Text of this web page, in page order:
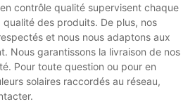
contrôle qualité supervisent chaque
des produits. De plus, nos
et nous nous adaptons aux
Nous garantissons la livraison de nos
Pour toute question ou pour en
solaires raccordés au réseau,